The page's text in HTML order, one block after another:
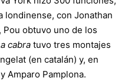
londinense, con Jonathan
Pou obtuvo uno de los
cabra tuvo tres montajes
(en catalán) y, en
Amparo Pamplona.